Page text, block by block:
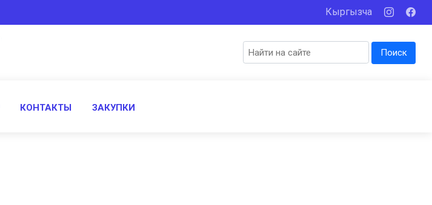
Кыргызча
Поиск
КОНТАКТЫ ЗАКУПКИ